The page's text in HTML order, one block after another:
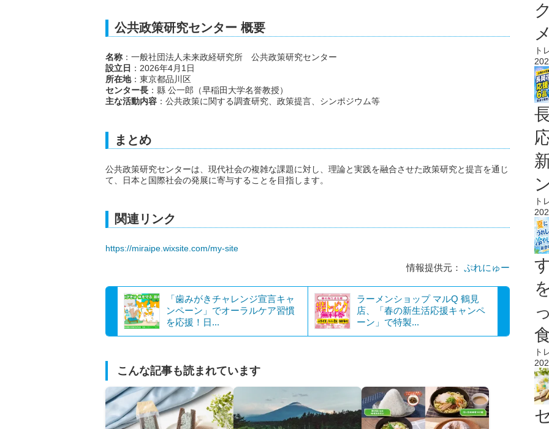
公共政策研究センター 概要
名称 ：一般社団法人未来政経研究所 公共政策研究センター
設立日 ：2026年4月1日
所在地：東京都品川区
センター長 ：縣 公一郎（早稲田大学名誉教授）
主な活動内容 ：公共政策に関する調査研究、政策提言、シンポジウム等
まとめ
公共政策研究センターは、現代社会の複雑な課題に対し、理論と実践を融合させた政策研究と提言を通じ
て、日本と国際社会の発展に寄与することを目指します。
関連リンク
https://miraipe.wixsite.com/my-site
情報提供元： ぷれにゅー
「歯みがきチャレンジ宣言キャ
ンペーン」でオーラルケア習慣
を応援！日...
ラーメンショップ マルQ 鶴見
店、「春の新生活応援キャンペ
ーン」で特製...
こんな記事も読まれています
ト
ト
ト